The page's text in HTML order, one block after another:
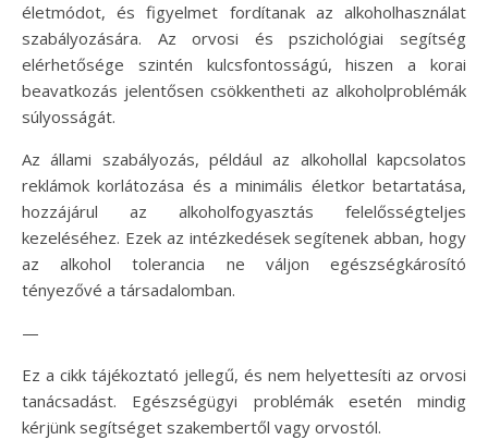
életmódot, és figyelmet fordítanak az alkoholhasználat
szabályozására. Az orvosi és pszichológiai segítség
elérhetősége szintén kulcsfontosságú, hiszen a korai
beavatkozás jelentősen csökkentheti az alkoholproblémák
súlyosságát.
Az állami szabályozás, például az alkohollal kapcsolatos
reklámok korlátozása és a minimális életkor betartatása,
hozzájárul az alkoholfogyasztás felelősségteljes
kezeléséhez. Ezek az intézkedések segítenek abban, hogy
az alkohol tolerancia ne váljon egészségkárosító
tényezővé a társadalomban.
—
Ez a cikk tájékoztató jellegű, és nem helyettesíti az orvosi
tanácsadást. Egészségügyi problémák esetén mindig
kérjünk segítséget szakembertől vagy orvostól.